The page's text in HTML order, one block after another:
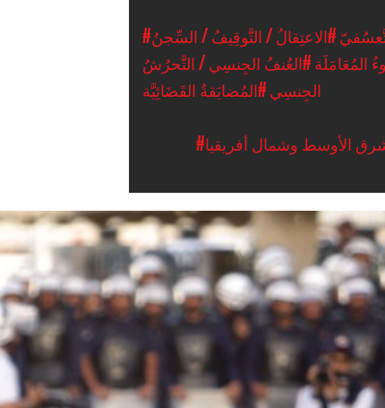
#الاعتِقالُ / التَّوقِيفُ / السِّجنُ
المُعَامَلَة#العُنفُ الجِنسِي / التَّحرُشُ
الجِنسِي#المُضايَقةُ القَضَائِيَّة
الأوسط وشمال أفريقيا